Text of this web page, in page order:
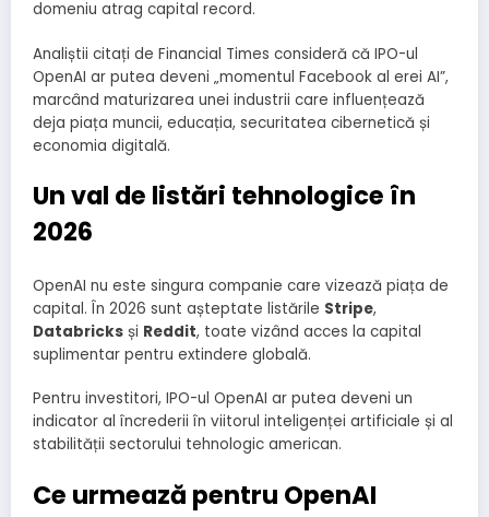
domeniu atrag capital record.
Analiștii citați de Financial Times consideră că IPO-ul
OpenAI ar putea deveni „momentul Facebook al erei AI”,
marcând maturizarea unei industrii care influențează
deja piața muncii, educația, securitatea cibernetică și
economia digitală.
Un val de listări tehnologice în
2026
OpenAI nu este singura companie care vizează piața de
capital. În 2026 sunt așteptate listările Stripe,
Databricks și Reddit, toate vizând acces la capital
suplimentar pentru extindere globală.
Pentru investitori, IPO-ul OpenAI ar putea deveni un
indicator al încrederii în viitorul inteligenței artificiale și al
stabilității sectorului tehnologic american.
Ce urmează pentru OpenAI